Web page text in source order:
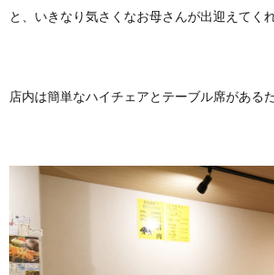
と、いきなり気さくなお母さんが出迎えてくれ
店内は簡単なハイチェアとテーブル席があるだ